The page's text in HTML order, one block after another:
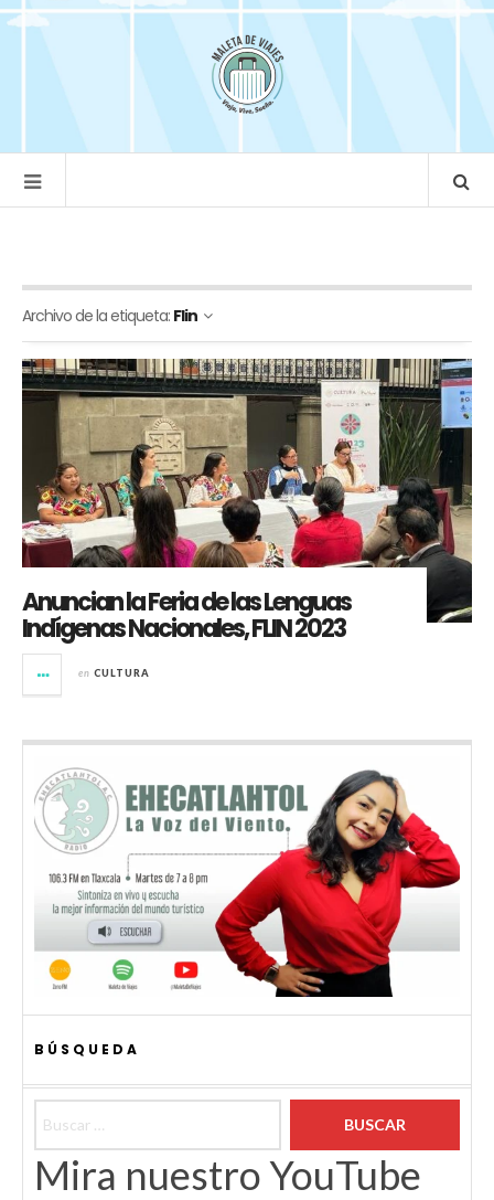
Archivo de la etiqueta: Flin
Anuncian la Feria de las Lenguas
Indígenas Nacionales, FLIN 2023
en CULTURA
BÚSQUEDA
Mira nuestro YouTube